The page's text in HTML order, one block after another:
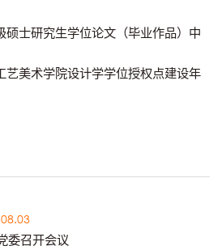
硕士研究生学位论文（毕业作品）中
艺美术学院设计学学位授权点建设年
委召开会议